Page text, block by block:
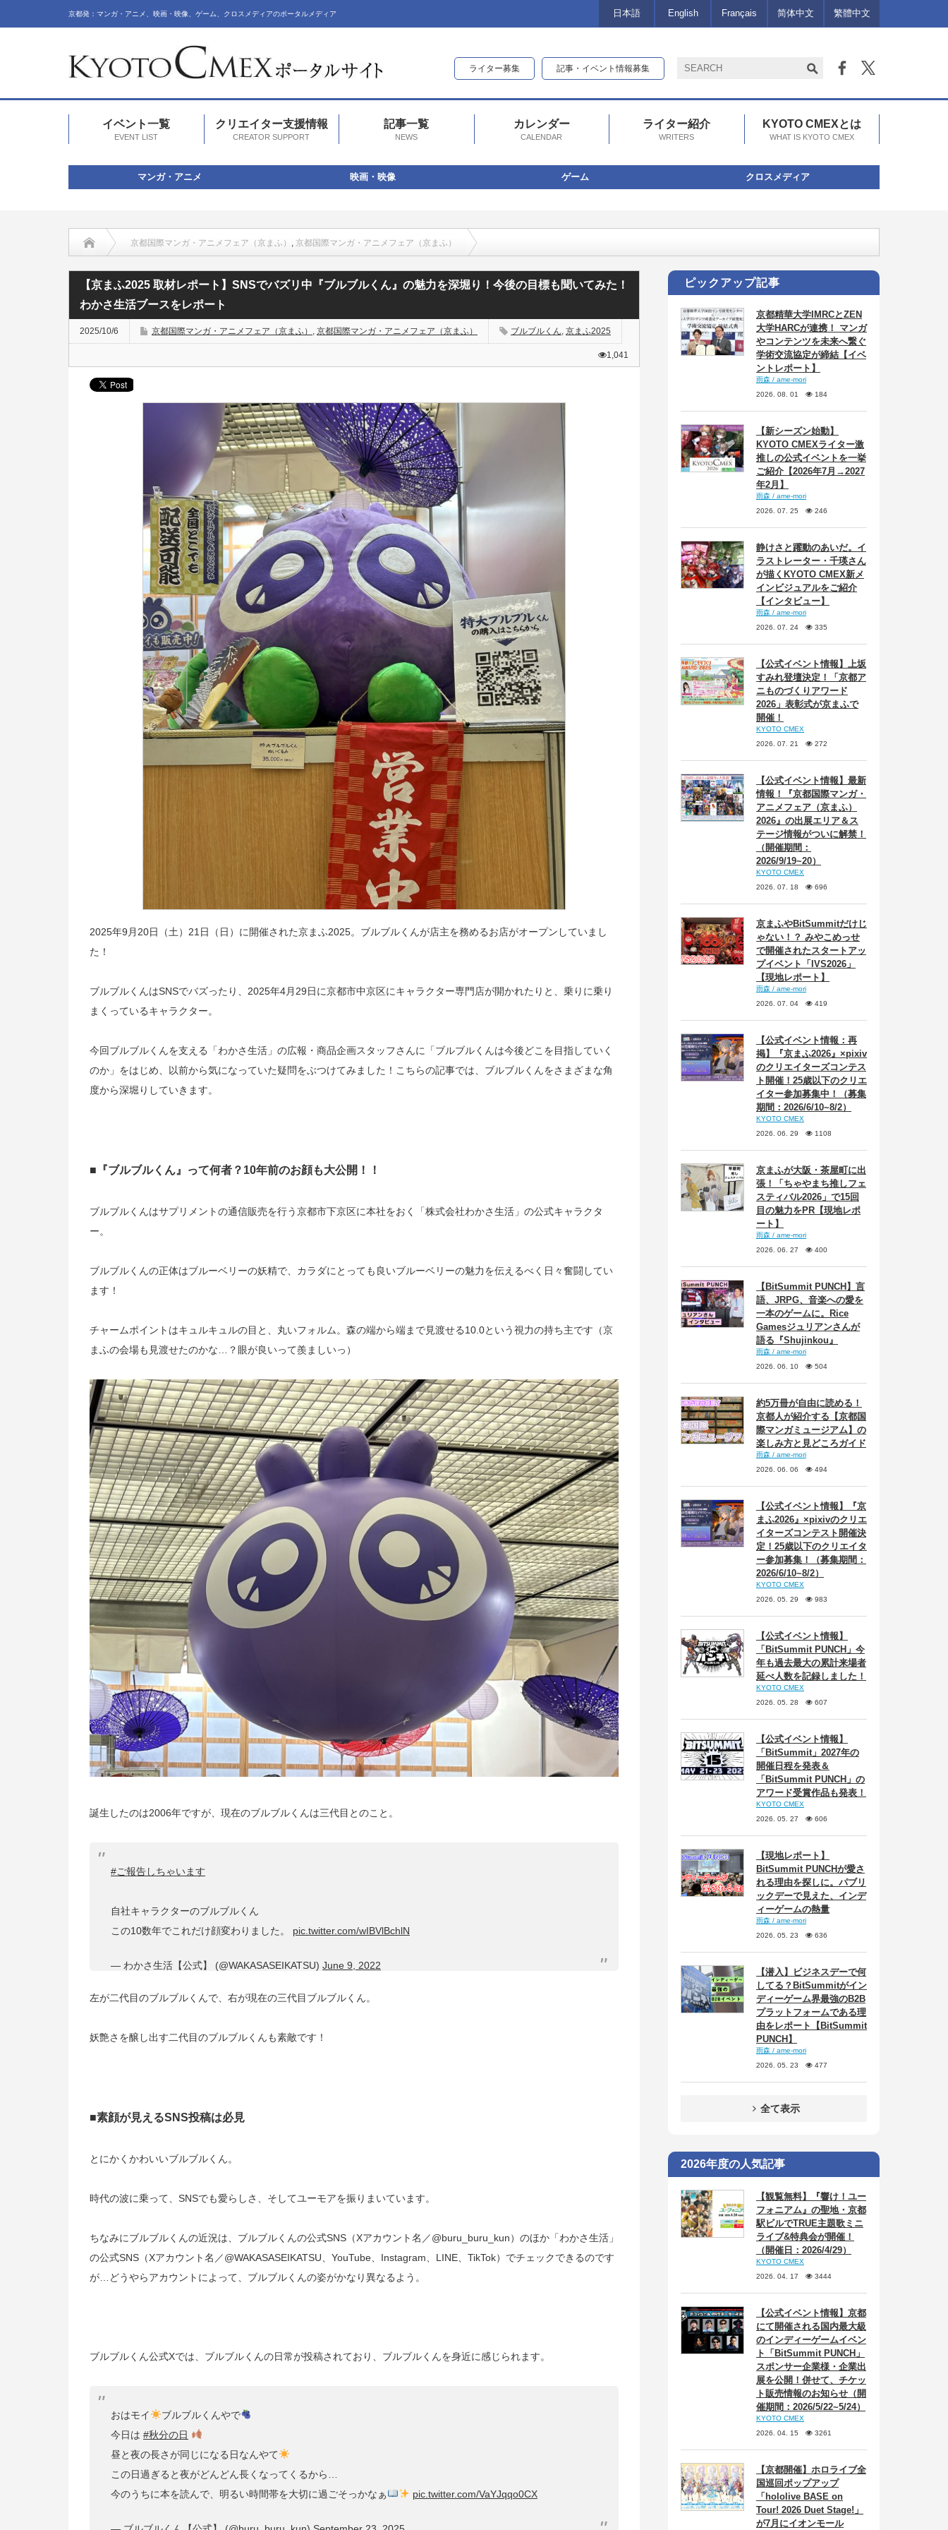
京都発：マンガ・アニメ、映画・映像、ゲーム、クロスメディアのポータルメディア 日本語 English Français 简体中文 繁體中文
ライター募集 記事・イベント情報募集
イベント一覧
EVENT LIST
クリエイター支援情報
CREATOR SUPPORT
記事一覧
NEWS
カレンダー
CALENDAR
ライター紹介
WRITERS
KYOTO CMEXとは
WHAT IS KYOTO CMEX
マンガ・アニメ 映画・映像 ゲーム クロスメディア
京都国際マンガ・アニメフェア（京まふ） , 京都国際マンガ・アニメフェア（京まふ）
【京まふ2025 取材レポート】SNSでバズリ中『ブルブルくん』の魅力を深堀り！今後の目標も聞いてみた！わかさ生活ブースをレポート
【京まふ2025 取材レポート】SNSでバズリ中『ブルブルくん』の魅力を深堀り！今後の目標も聞いてみた！
わかさ生活ブースをレポート
2025/10/6 京都国際マンガ・アニメフェア（京まふ） , 京都国際マンガ・アニメフェア（京まふ） ブルブルくん, 京まふ2025
1,041
2025年9月20日（土）21日（日）に開催された京まふ2025。ブルブルくんが店主を務めるお店がオープンしていまし
た！
ブルブルくんはSNSでバズったり、2025年4月29日に京都市中京区にキャラクター専門店が開かれたりと、乗りに乗り
まくっているキャラクター。
今回ブルブルくんを支える「わかさ生活」の広報・商品企画スタッフさんに「ブルブルくんは今後どこを目指していく
のか」をはじめ、以前から気になっていた疑問をぶつけてみました！こちらの記事では、ブルブルくんをさまざまな角
度から深堀りしていきます。
■『ブルブルくん』って何者？10年前のお顔も大公開！！
ブルブルくんはサプリメントの通信販売を行う京都市下京区に本社をおく「株式会社わかさ生活」の公式キャラクタ
ー。
ブルブルくんの正体はブルーベリーの妖精で、カラダにとっても良いブルーベリーの魅力を伝えるべく日々奮闘してい
ます！
チャームポイントはキュルキュルの目と、丸いフォルム。森の端から端まで見渡せる10.0という視力の持ち主です（京
まふの会場も見渡せたのかな…？眼が良いって羨ましいっ）
誕生したのは2006年ですが、現在のブルブルくんは三代目とのこと。
#ご報告しちゃいます
自社キャラクターのブルブルくん
この10数年でこれだけ顔変わりました。 pic.twitter.com/wIBVlBchlN
— わかさ生活【公式】 (@WAKASASEIKATSU) June 9, 2022
左が二代目のブルブルくんで、右が現在の三代目ブルブルくん。
妖艶さを醸し出す二代目のブルブルくんも素敵です！
■素顔が見えるSNS投稿は必見
とにかくかわいいブルブルくん。
時代の波に乗って、SNSでも愛らしさ、そしてユーモアを振りまいています。
ちなみにブルブルくんの近況は、ブルブルくんの公式SNS（Xアカウント名／@buru_buru_kun）のほか「わかさ生活」
の公式SNS（Xアカウント名／@WAKASASEIKATSU YouTube、Instagram、LINE、 TikTok）でチェックできるのです
が…どうやらアカウントによって、ブルブルくんの姿がかなり異なるよう。
ブルブルくん公式Xでは、ブルブルくんの日常が投稿されており、ブルブルくんを身近に感じられます。
おはモイ
ブルブルくんやで
今日は #秋分の日
昼と夜の長さが同じになる日なんやて
この日過ぎると夜がどんどん長くなってくるから…
今のうちに本を読んで、明るい時間帯を大切に過ごそっかなぁ
pic.twitter.com/VaYJqqo0CX
ピックアップ記事
京都精華大学IMRCとZEN
大学HARCが連携！ マンガ
やコンテンツを未来へ繋ぐ
学術交流協定が締結【イベ
ントレポート】
雨森 / ame-mori
2026. 08. 01
184
【新シーズン始動】
KYOTO CMEXライター激
推しの公式イベントを一挙
ご紹介【2026年7月→2027
年2月】
雨森 / ame-mori
2026. 07. 25
246
静けさと躍動のあいだ。イ
ラストレーター・千瑛さん
が描くKYOTO CMEX新メ
インビジュアルをご紹介
【インタビュー】
雨森 / ame-mori
2026. 07. 24
335
【公式イベント情報】上坂
すみれ登壇決定！「京都ア
ニものづくりアワード
2026」表彰式が京まふで
開催！
KYOTO CMEX
2026. 07. 21
272
【公式イベント情報】最新
情報！『京都国際マンガ・
アニメフェア（京まふ）
2026』の出展エリア＆ス
テージ情報がついに解禁！
（開催期間：
2026/9/19~20）
KYOTO CMEX
2026. 07. 18
696
京まふやBitSummitだけじ
ゃない！？ みやこめっせ
で開催されたスタートアッ
プイベント「IVS2026」
【現地レポート】
雨森 / ame-mori
2026. 07. 04
419
【公式イベント情報：再
掲】『京まふ2026』×pixiv
のクリエイターズコンテス
ト開催！25歳以下のクリエ
イター参加募集中！（募集
期間：2026/6/10~8/2）
KYOTO CMEX
2026. 06. 29
1108
京まふが大阪・茶屋町に出
張！「ちゃやまち推しフェ
スティバル2026」で15回
目の魅力をPR【現地レポ
ート】
雨森 / ame-mori
2026. 06. 27
400
【BitSummit PUNCH】言
語、JRPG、音楽への愛を
一本のゲームに。Rice
Gamesジュリアンさんが
語る『Shujinkou』
雨森 / ame-mori
2026. 06. 10
504
約5万冊が自由に読める！
京都人が紹介する【京都国
際マンガミュージアム】の
楽しみ方と見どころガイド
雨森 / ame-mori
2026. 06. 06
494
【公式イベント情報】『京
まふ2026』×pixivのクリエ
イターズコンテスト開催決
定！25歳以下のクリエイタ
ー参加募集！（募集期間：
2026/6/10~8/2）
KYOTO CMEX
2026. 05. 29
983
【公式イベント情報】
「BitSummit PUNCH」今
年も過去最大の累計来場者
延べ人数を記録しました！
KYOTO CMEX
2026. 05. 28
607
【公式イベント情報】
「BitSummit」2027年の
開催日程を発表＆
「BitSummit PUNCH」の
アワード受賞作品も発表！
KYOTO CMEX
2026. 05. 27
606
【現地レポート】
BitSummit PUNCHが愛さ
れる理由を探しに。パブリ
ックデーで見えた、インデ
ィーゲームの熱量
雨森 / ame-mori
2026. 05. 23
636
【潜入】ビジネスデーで何
してる？BitSummitがイン
ディーゲーム界最強のB2B
プラットフォームである理
由をレポート【BitSummit
PUNCH】
雨森 / ame-mori
2026. 05. 23
477
全て表示
2026年度の人気記事
【観覧無料】『響け！ユー
フォニアム』の聖地・京都
駅ビルでTRUE主題歌ミニ
ライブ&特典会が開催！
（開催日：2026/4/29）
KYOTO CMEX
2026. 04. 17
3444
【公式イベント情報】京都
にて開催される国内最大級
のインディーゲームイベン
ト「BitSummit PUNCH」
スポンサー企業様・企業出
展を公開！併せて、チケッ
ト販売情報のお知らせ（開
催期間：2026/5/22~5/24）
KYOTO CMEX
2026. 04. 15
3261
【京都開催】ホロライブ全
国巡回ポップアップ
「hololive BASE on
Tour! 2026 Duet Stage!」
が7月にイオンモール